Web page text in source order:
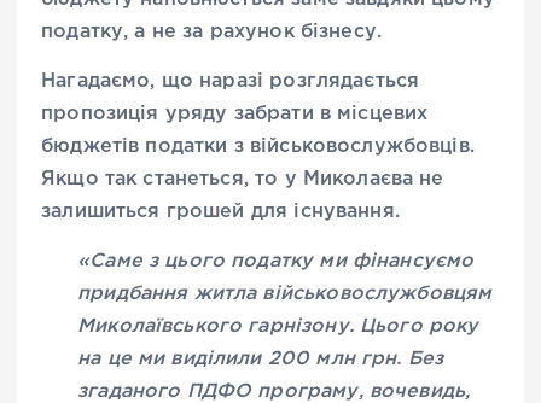
податку, а не за рахунок бізнесу.
Нагадаємо, що наразі розглядається
пропозиція уряду забрати в місцевих
бюджетів податки з військовослужбовців.
Якщо так станеться, то у Миколаєва не
залишиться грошей для існування.
«Саме з цього податку ми фінансуємо
придбання житла військовослужбовцям
Миколаївського гарнізону. Цього року
на це ми виділили 200 млн грн. Без
згаданого ПДФО програму, вочевидь,